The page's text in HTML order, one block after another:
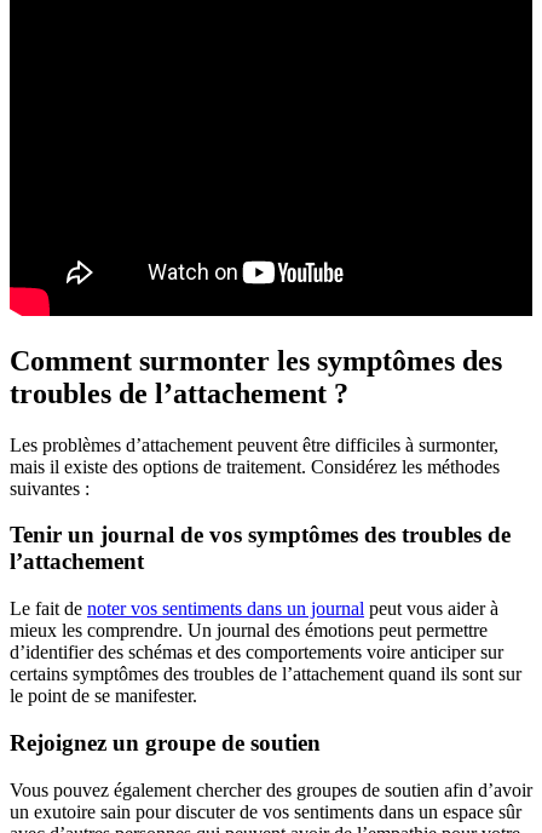
Comment surmonter les symptômes des
troubles de l’attachement ?
Les problèmes d’attachement peuvent être difficiles à surmonter,
mais il existe des options de traitement. Considérez les méthodes
suivantes :
Tenir un journal de vos symptômes des troubles de
l’attachement
Le fait de noter vos sentiments dans un journal peut vous aider à
mieux les comprendre. Un journal des émotions peut permettre
d’identifier des schémas et des comportements voire anticiper sur
certains symptômes des troubles de l’attachement quand ils sont sur
le point de se manifester.
Rejoignez un groupe de soutien
Vous pouvez également chercher des groupes de soutien afin d’avoir
un exutoire sain pour discuter de vos sentiments dans un espace sûr